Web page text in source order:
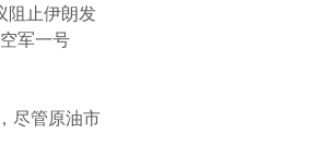
阻止伊朗发
军一号
尽管原油市